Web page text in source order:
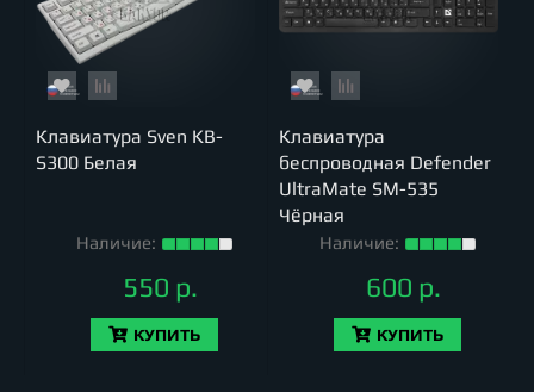
Клавиатура Sven KB-
S300 Белая
Наличие:
550 р.
КУПИТЬ
Клавиатура
беспроводная Defender
UltraMate SM-535
Чёрная
Наличие:
600 р.
КУПИТЬ